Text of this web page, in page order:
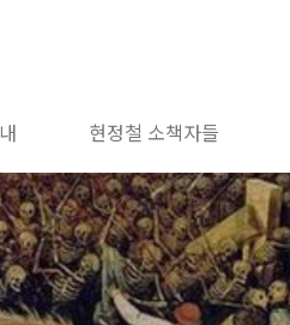
현정철 소책자들